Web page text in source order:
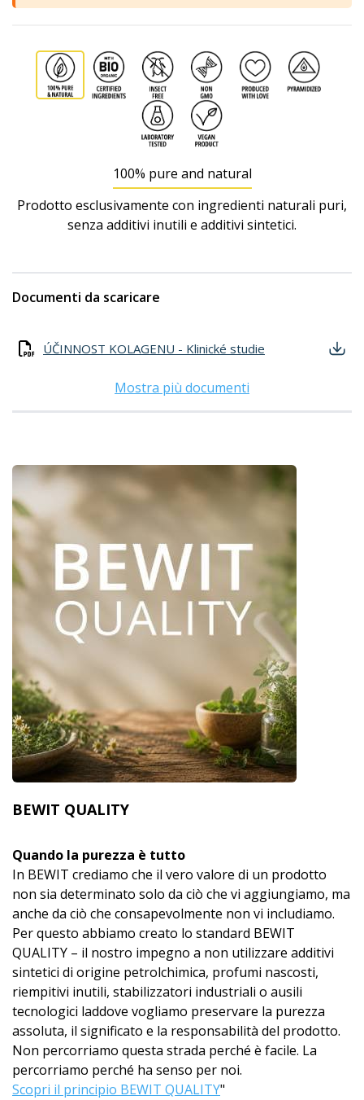
100% pure and natural
Prodotto esclusivamente con ingredienti naturali puri,
senza additivi inutili e additivi sintetici.
Documenti da scaricare
ÚČINNOST KOLAGENU - Klinické studie
Mostra più documenti
BEWIT QUALITY
Quando la purezza è tutto
In BEWIT crediamo che il vero valore di un prodotto
non sia determinato solo da ciò che vi aggiungiamo, ma
anche da ciò che consapevolmente non vi includiamo.
Per questo abbiamo creato lo standard BEWIT
QUALITY – il nostro impegno a non utilizzare additivi
sintetici di origine petrolchimica, profumi nascosti,
riempitivi inutili, stabilizzatori industriali o ausili
tecnologici laddove vogliamo preservare la purezza
assoluta, il significato e la responsabilità del prodotto.
Non percorriamo questa strada perché è facile. La
percorriamo perché ha senso per noi.
Scopri il principio BEWIT QUALITY"